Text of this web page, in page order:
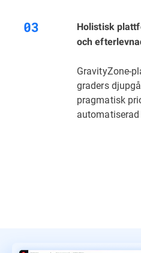
Holistisk
och
GravityZone-
graders
pragmatisk